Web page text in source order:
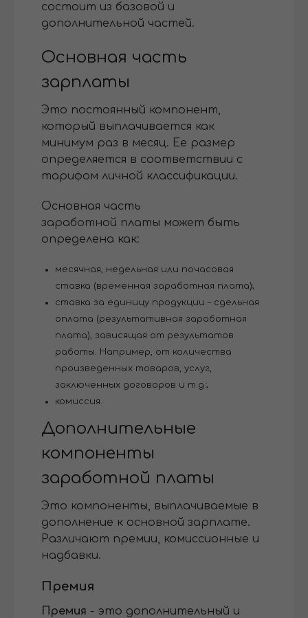
состоит из базовой и
дополнительной частей.
Основная часть
зарплаты
Это постоянный компонент,
который выплачивается как
минимум раз в месяц. Ее размер
определяется в соответствии с
тарифом личной классификации.
Основная часть
заработной платы может быть
определена как:
месячная, недельная или почасовая
ставка (временная заработная плата);
ставка за единицу продукции – сдельная
оплата (результативная заработная
плата), зависящая от результатов
работы. Например, от количества
произведенных товаров, услуг,
заключенных договоров и т.д.;
комиссия.
Дополнительные
компоненты
заработной платы
Это компоненты, выплачиваемые в
дополнение к основной зарплате.
Различают премии, комиссионные и
надбавки.
Премия
Премия - это дополнительный и